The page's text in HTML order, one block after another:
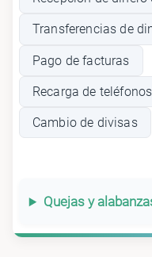
Transferencias de
Pago de facturas
Recarga de
Cambio de divisas
Quejas y